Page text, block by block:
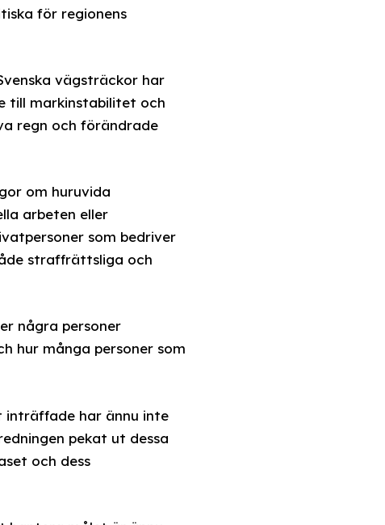
för regionens
vägsträckor har
till markinstabilitet och
regn och förändrade
om huruvida
arbeten eller
som bedriver
straffrättsliga och
några personer
hur många personer som
inträffade har ännu inte
pekat ut dessa
och dess